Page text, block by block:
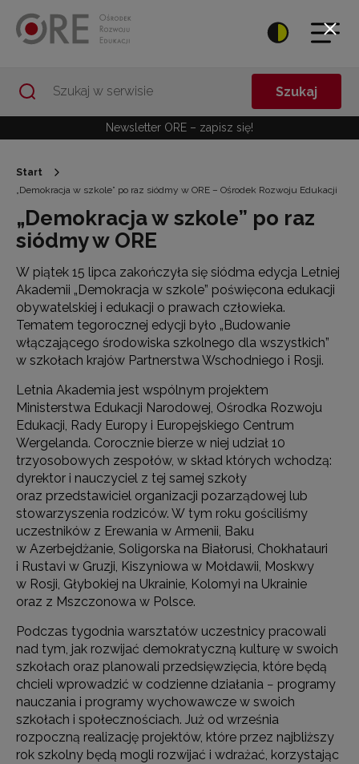
Szukaj
Newsletter ORE – zapisz się!
Start
„Demokracja w szkole” po raz siódmy w ORE – Ośrodek Rozwoju Edukacji
„Demokracja w szkole” po raz
siódmy w ORE
W piątek 15 lipca zakończyła się siódma edycja Letniej
Akademii „Demokracja w szkole” poświęcona edukacji
obywatelskiej i edukacji o prawach człowieka.
Tematem tegorocznej edycji było „Budowanie
włączającego środowiska szkolnego dla wszystkich”
w szkołach krajów Partnerstwa Wschodniego i Rosji.
Letnia Akademia jest wspólnym projektem
Ministerstwa Edukacji Narodowej, Ośrodka Rozwoju
Edukacji, Rady Europy i Europejskiego Centrum
Wergelanda. Corocznie bierze w niej udział 10
trzyosobowych zespołów, w skład których wchodzą:
dyrektor i nauczyciel z tej samej szkoły
oraz przedstawiciel organizacji pozarządowej lub
stowarzyszenia rodziców. W tym roku gościliśmy
uczestników z Erewania w Armenii, Baku
w Azerbejdżanie, Soligorska na Białorusi, Chokhatauri
i Rustavi w Gruzji, Kiszyniowa w Mołdawii, Moskwy
w Rosji, Głybokiej na Ukrainie, Kolomyi na Ukrainie
oraz z Mszczonowa w Polsce.
Podczas tygodnia warsztatów uczestnicy pracowali
nad tym, jak rozwijać demokratyczną kulturę w swoich
szkołach oraz planowali przedsięwzięcia, które będą
chcieli wprowadzić w codzienne działania − programy
nauczania i programy wychowawcze w swoich
szkołach i społecznościach. Już od września
rozpoczną realizację projektów, które przez najbliższy
rok szkolny będą mogli rozwijać i wdrażać, korzystając